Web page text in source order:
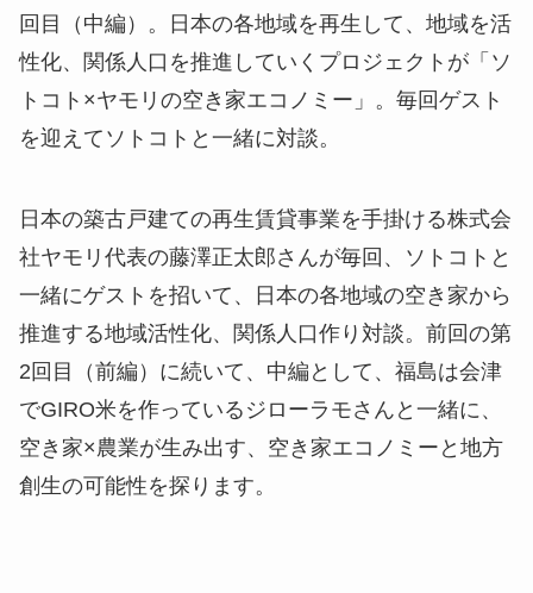
回目（中編）。日本の各地域を再生して、地域を活
性化、関係人口を推進していくプロジェクトが「ソ
トコト×ヤモリの空き家エコノミー」。毎回ゲスト
を迎えてソトコトと一緒に対談。
日本の築古戸建ての再生賃貸事業を手掛ける株式会
社ヤモリ代表の藤澤正太郎さんが毎回、ソトコトと
一緒にゲストを招いて、日本の各地域の空き家から
推進する地域活性化、関係人口作り対談。前回の第
2回目（前編）に続いて、中編として、福島は会津
でGIRO米を作っているジローラモさんと一緒に、
空き家×農業が生み出す、空き家エコノミーと地方
創生の可能性を探ります。